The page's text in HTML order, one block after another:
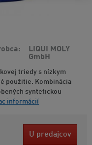
LIQUI MOLY
GmbH
triedy s nízkym
použitie. Kombinácia
syntetickou
informácií
U predajcov